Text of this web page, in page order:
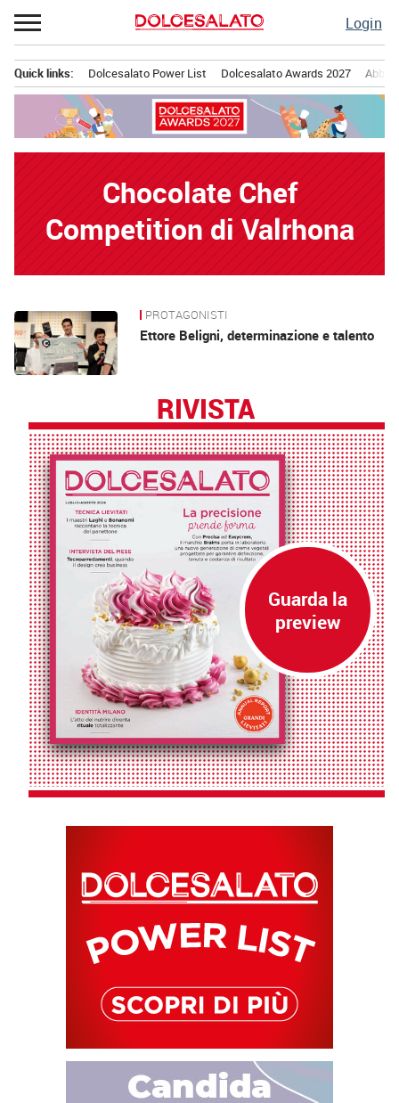
Passa
al
Login
principale
Quick links: Dolcesalato Power List Dolcesalato Awards 2027
Chocolate Chef
Competition di Valrhona
News PROTAGONISTI
Ettore Beligni, determinazione e talento
RIVISTA